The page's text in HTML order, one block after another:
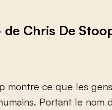
Chris De
p montre ce que les gens
umains. Portant le nom